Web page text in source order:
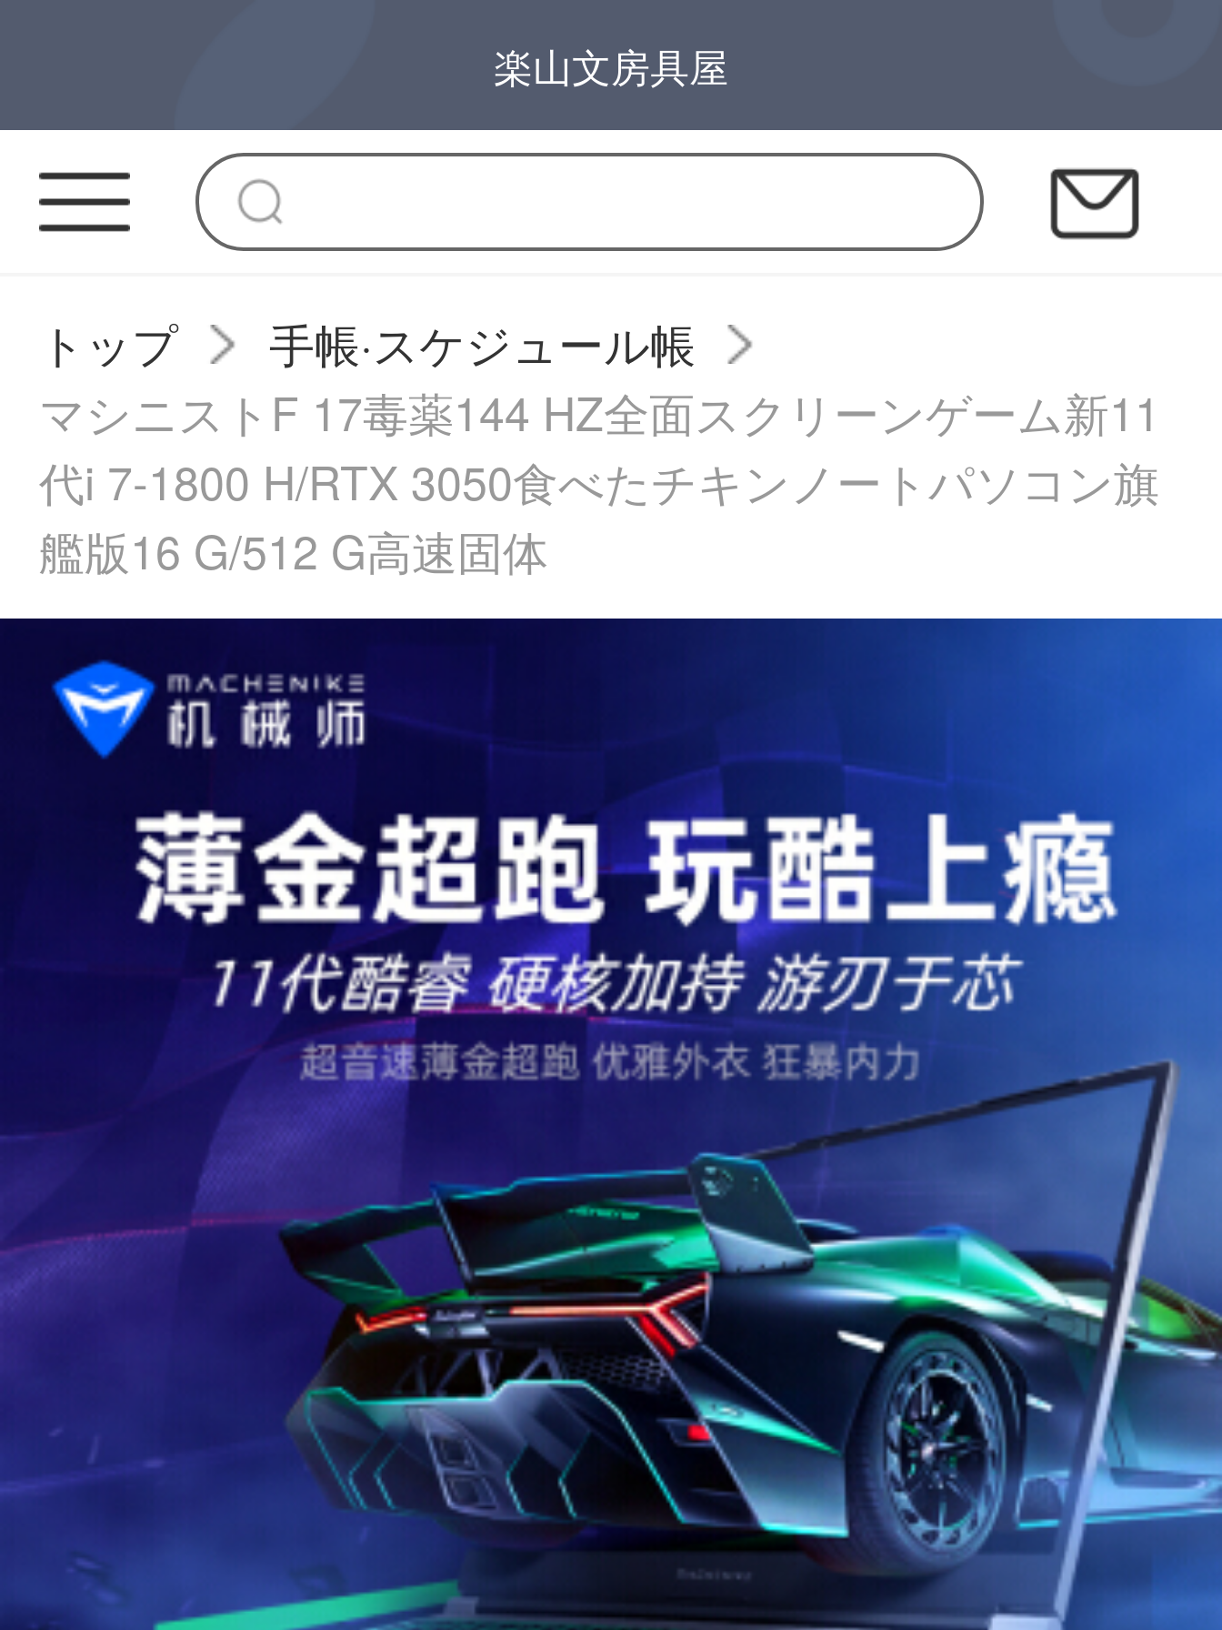
楽山文房具屋
トップ
手帳·スケジュール帳
マシニストF 17毒薬144 HZ全面スクリーンゲーム新11
代i 7-1800 H/RTX 3050食べたチキンノートパソコン旗
艦版16 G/512 G高速固体